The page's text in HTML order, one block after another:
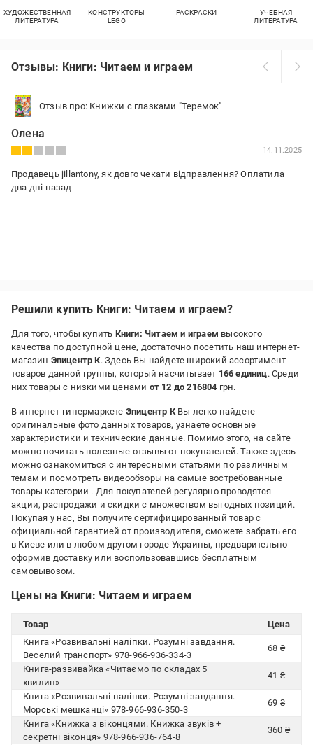
ХУДОЖЕСТВЕННАЯ
ЛИТЕРАТУРА
КОНСТРУКТОРЫ
LEGO
РАСКРАСКИ
УЧЕБНАЯ
ЛИТЕРАТУРА
Отзывы: Книги: Читаем и играем
Отзыв про: Книжки с глазками "Теремок"
Олена
14.11.2025
Продавець jillantony, як довго чекати відправлення? Оплатила
два дні назад
Решили купить Книги: Читаем и играем?
Для того, чтобы купить Книги: Читаем и играем высокого
качества по доступной цене, достаточно посетить наш интернет-
магазин Эпицентр К. Здесь Вы найдете широкий ассортимент
товаров данной группы, который насчитывает 166 единиц. Среди
них товары с низкими ценами от 12 до 216804 грн.
В интернет-гипермаркете Эпицентр КВы легко найдете
оригинальные фото данных товаров, узнаете основные
характеристики и технические данные. Помимо этого, на сайте
можно почитать полезные отзывы от покупателей. Также здесь
можно ознакомиться с интересными статьями по различным
темам и посмотреть видеообзоры на самые востребованные
товары категории . Для покупателей регулярно проводятся
акции, распродажи и скидки с множеством выгодных позиций.
Покупая у нас, Вы получите сертифицированный товар с
официальной гарантией от производителя, сможете забрать его
в Киеве или в любом другом городе Украины, предварительно
оформив доставку или воспользовавшись бесплатным
самовывозом.
Цены на Книги: Читаем и играем
Товар
Цена
Книга «Розвивальні наліпки. Розумнi завдання.
Веселий транспорт» 978-966-936-334-3
68 ₴
Книга-развивайка «Читаємо по складах 5
хвилин»
41 ₴
Книга «Розвивальні наліпки. Розумнi завдання.
Морські мешканці» 978-966-936-350-3
69 ₴
Книга «Книжка з віконцями. Книжка звуків +
секретні віконця» 978-966-936-764-8
360 ₴